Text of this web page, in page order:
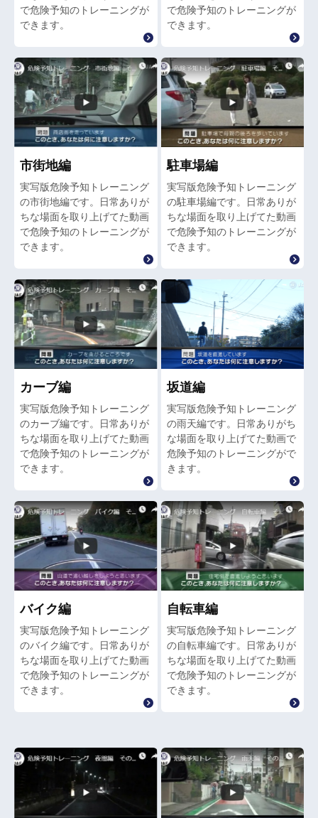
で危険予知のトレーニングが
できます。
で危険予知のトレーニングが
できます。
市街地編
実写版危険予知トレーニング
の市街地編です。日常ありが
ちな場面を取り上げてた動画
で危険予知のトレーニングが
できます。
駐車場編
実写版危険予知トレーニング
の駐車場編です。日常ありが
ちな場面を取り上げてた動画
で危険予知のトレーニングが
できます。
カーブ編
実写版危険予知トレーニング
のカーブ編です。日常ありが
ちな場面を取り上げてた動画
で危険予知のトレーニングが
できます。
坂道編
実写版危険予知トレーニング
の雨天編です。日常ありがち
な場面を取り上げてた動画で
危険予知のトレーニングがで
きます。
バイク編
実写版危険予知トレーニング
のバイク編です。日常ありが
ちな場面を取り上げてた動画
で危険予知のトレーニングが
できます。
自転車編
実写版危険予知トレーニング
の自転車編です。日常ありが
ちな場面を取り上げてた動画
で危険予知のトレーニングが
できます。